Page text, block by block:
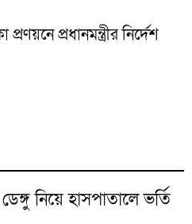
প্রধানমন্ত্রীর নির্দেশ
নিয়ে হাসপাতালে ভর্তি